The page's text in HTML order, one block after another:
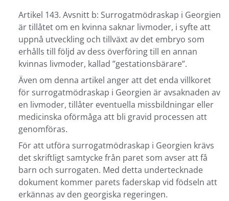
Artikel 143. Avsnitt b: Surrogatmödraskap i Georgien
är tillåtet om en kvinna saknar livmoder, i syfte att
uppnå utveckling och tillväxt av det embryo som
erhålls till följd av dess överföring till en annan
kvinnas livmoder, kallad ”gestationsbärare”.
Även om denna artikel anger att det enda villkoret
för surrogatmödraskap i Georgien är avsaknaden av
en livmoder, tillåter eventuella missbildningar eller
medicinska oförmåga att bli gravid processen att
genomföras.
För att utföra surrogatmödraskap i Georgien krävs
det skriftligt samtycke från paret som avser att få
barn och surrogaten. Med detta undertecknade
dokument kommer parets faderskap vid födseln att
erkännas av den georgiska regeringen.